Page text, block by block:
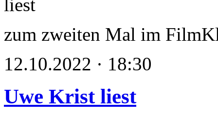
zum zweiten Mal im
12.10.2022 · 18:30
Uwe Krist liest